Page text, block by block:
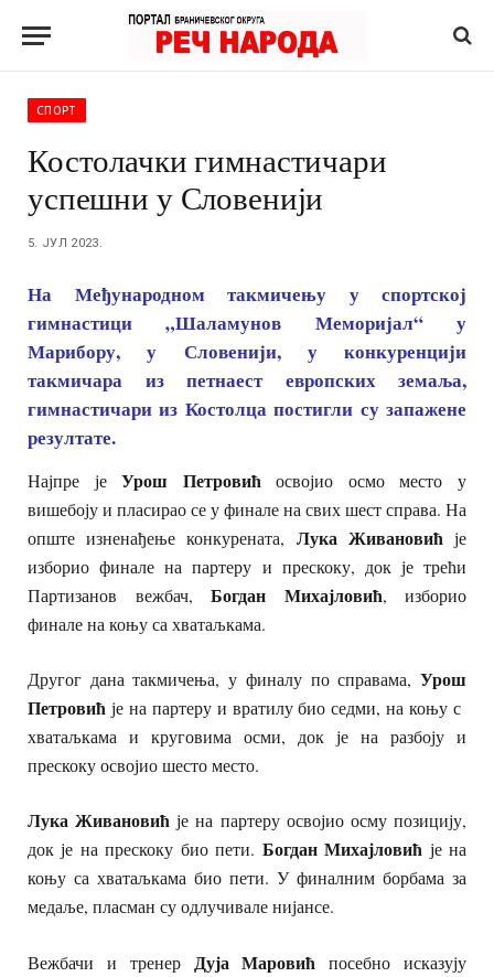
СПОРТ
Костолачки гимнастичари
успешни у Словенији
5. ЈУЛ 2023.
На Међународном такмичењу у спортској
гимнастици „Шаламунов Меморијал“ у
Марибору, у Словенији, у конкуренцији
такмичара из петнаест европских земаља,
гимнастичари из Костолца постигли су запажене
резултате.
Најпре јеУрош Петровић освојио осмо место у
вишебоју и пласирао се у финале на свих шест справа. На
опште изненађење конкурената, Лука Живановић је
изборио финале на партеру и прескоку, док је трећи
Партизанов вежбач, Богдан Михајловић, изборио
финале на коњу са хватаљкама.
Другог дана такмичења, у финалу по справама, Урош
Петровић је на партеру и вратилу био седми, на коњу с
хватаљкама и круговима осми, док је на разбоју и
прескоку освојио шесто место.
Лука Живановић је на партеру освојио осму позицију,
док је на прескоку био пети. Богдан Михајловић је на
коњу са хватаљкама био пети. У финалним борбама за
медаље, пласман су одлучивале нијансе.
Вежбачи и тренер Дуја Маровић посебно исказују